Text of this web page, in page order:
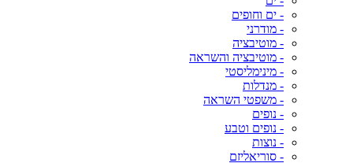
- ים וחופים
- מודרני
- מוטיבציה
- מוטיבציה והשראה
- מינימליסטי
- מנדלות
- משפטי השראה
- נופים
- נופים וטבע
- נוצות
- סוריאליזם